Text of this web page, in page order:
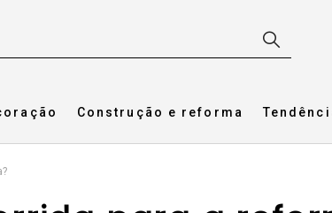
Construção e reforma